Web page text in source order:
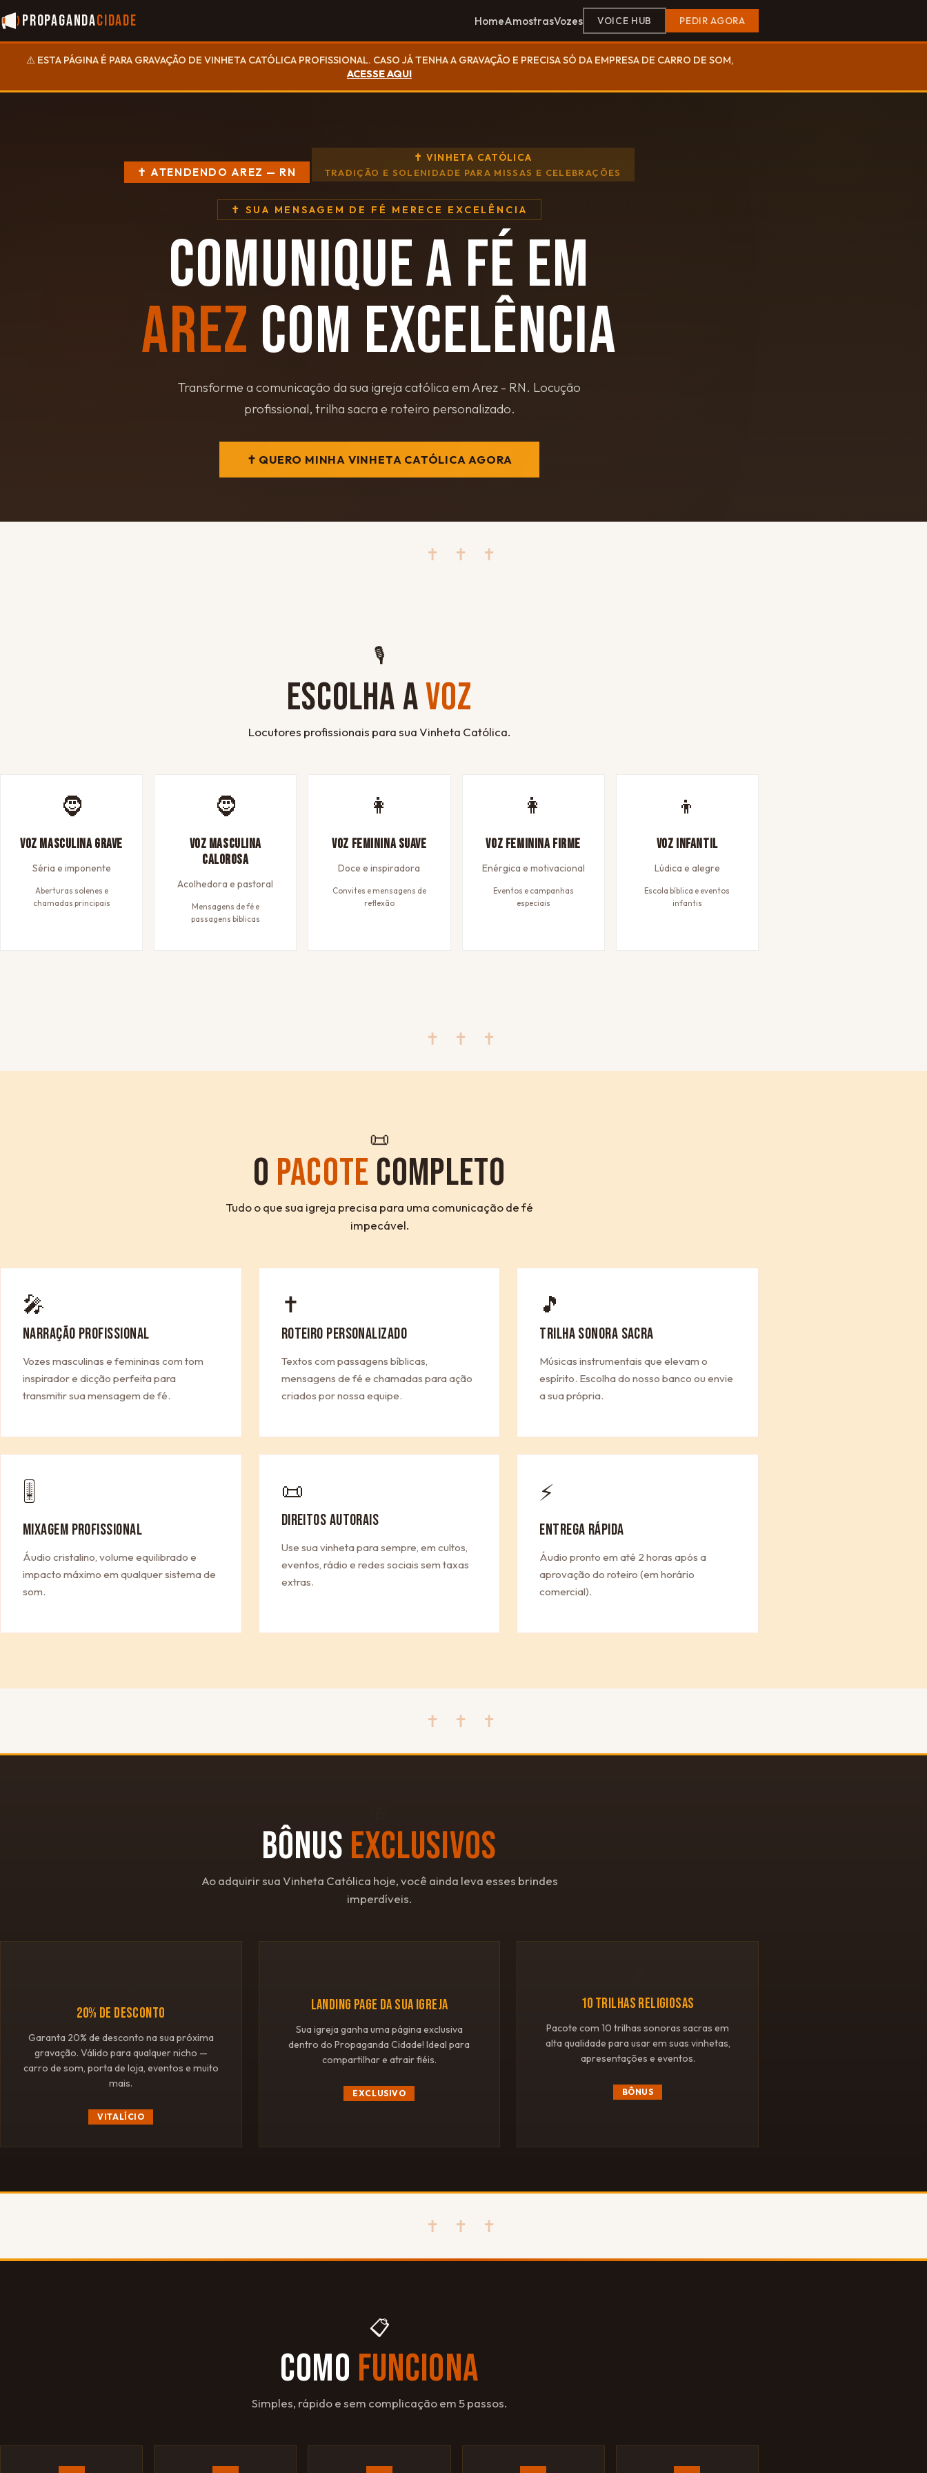
PropagandaCidade HomeAmostrasVozes VOICE HUB PEDIR AGORA
⚠️ ESTA PÁGINA É PARA GRAVAÇÃO DE VINHETA CATÓLICA PROFISSIONAL. CASO JÁ TENHA A GRAVAÇÃO E PRECISA SÓ DA EMPRESA DE CARRO DE SOM,
ACESSE AQUI
✝ ATENDENDO AREZ — RN
✝ VINHETA CATÓLICA
TRADIÇÃO E SOLENIDADE PARA MISSAS E CELEBRAÇÕES
✝ SUA MENSAGEM DE FÉ MERECE EXCELÊNCIA
COMUNIQUE A FÉ EM
AREZ COM EXCELÊNCIA
Transforme a comunicação da sua igreja católica em Arez - RN. Locução
profissional, trilha sacra e roteiro personalizado.
✝ QUERO MINHA VINHETA CATÓLICA AGORA
✝ ✝ ✝
🎙
ESCOLHA AVOZ
Locutores profissionais para sua Vinheta Católica.
🧔
Voz Masculina Grave
Séria e imponente
Aberturas solenes e
chamadas principais
🧔
Voz Masculina
Calorosa
Acolhedora e pastoral
Mensagens de fé e
passagens bíblicas
👩
Voz Feminina Suave
Doce e inspiradora
Convites e mensagens de
reflexão
👩
Voz Feminina Firme
Enérgica e motivacional
Eventos e campanhas
especiais
👦
Voz Infantil
Lúdica e alegre
Escola bíblica e eventos
infantis
✝ ✝ ✝
📜
O PACOTE COMPLETO
Tudo o que sua igreja precisa para uma comunicação de fé
impecável.
🎤
NARRAÇÃO PROFISSIONAL
Vozes masculinas e femininas com tom
inspirador e dicção perfeita para
transmitir sua mensagem de fé.
✝
ROTEIRO PERSONALIZADO
Textos com passagens bíblicas,
mensagens de fé e chamadas para ação
criados por nossa equipe.
🎵
TRILHA SONORA SACRA
Músicas instrumentais que elevam o
espírito. Escolha do nosso banco ou envie
a sua própria.
🎚
MIXAGEM PROFISSIONAL
Áudio cristalino, volume equilibrado e
impacto máximo em qualquer sistema de
som.
📜
DIREITOS AUTORAIS
Use sua vinheta para sempre, em cultos,
eventos, rádio e redes sociais sem taxas
extras.
⚡
ENTREGA RÁPIDA
Áudio pronto em até 2 horas após a
aprovação do roteiro (em horário
comercial).
✝ ✝ ✝
BÔNUS EXCLUSIVOS
Ao adquirir sua Vinheta Católica hoje, você ainda leva esses brindes
imperdíveis.
20% DE DESCONTO
Garanta 20% de desconto na sua próxima
gravação. Válido para qualquer nicho —
carro de som, porta de loja, eventos e muito
mais.
VITALÍCIO
LANDING PAGE DA SUA IGREJA
Sua igreja ganha uma página exclusiva
dentro do Propaganda Cidade! Ideal para
compartilhar e atrair fiéis.
EXCLUSIVO
10 TRILHAS RELIGIOSAS
Pacote com 10 trilhas sonoras sacras em
alta qualidade para usar em suas vinhetas,
apresentações e eventos.
BÔNUS
✝ ✝ ✝
📋
COMO FUNCIONA
Simples, rápido e sem complicação em 5 passos.